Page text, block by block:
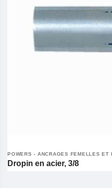
POWERS - ANCRAGES FEMELLES ET
Dropin en acier, 3/8